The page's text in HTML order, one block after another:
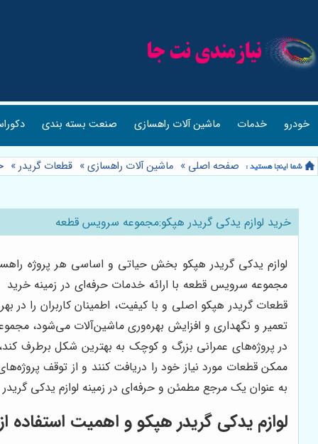
خودرو خدمات ماشین آلات راهسازی صنعت بسته بندی
صفحه اصلی » ماشین آلات راهسازی» قطعات گریدر»
خرید لوازم يدكى گريدر هپكو:مجموعه سرویس قطعه
لوازم يدكى گريدر هپكو بخش حیاتی و اساسی هر پروژه
مجموعه سرویس قطعه با ارائه خدمات حرفه‌ای در زمینه خرید
قطعات گريدر هپكو اصلی و با کیفیت، اطمینان کاربران را در
تعمیر و نگهداری و افزایش بهره‌وری ماشین‌آلات می‌شود،
در پروژه‌های عمرانی بزرگ و کوچک به بهترین شکل برطرف
ممکن قطعات مورد نیاز خود را دریافت کنند و از توقف
به عنوان یک مرجع مطمئن و حرفه‌ای در زمینه لوازم يدكى
لوازم يدكى گريدر هپكو و اهمیت استفاده